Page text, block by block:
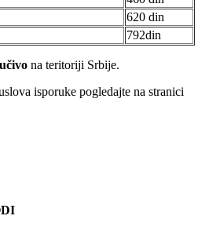
620 din
792din
na teritoriji Srbije.
isporuke pogledajte na stranici